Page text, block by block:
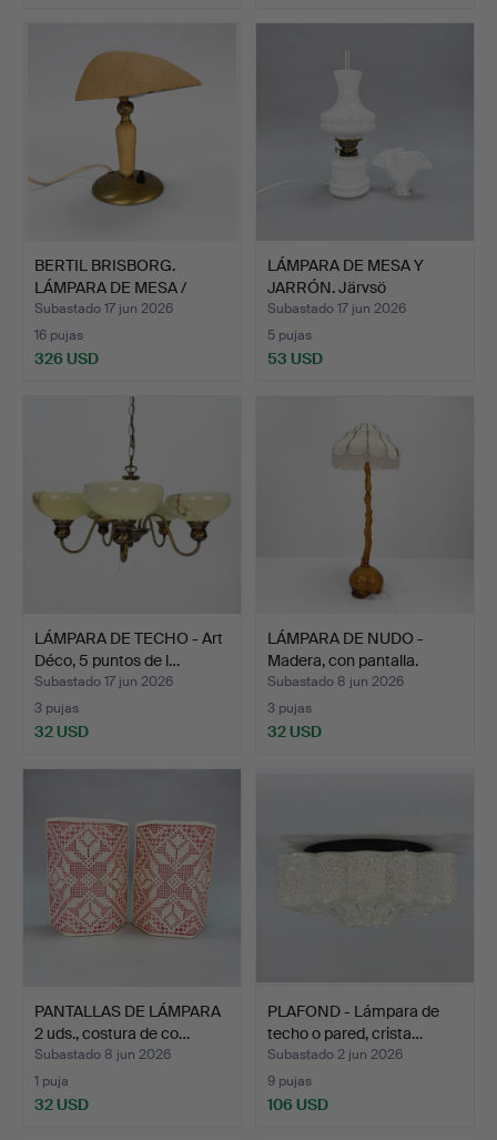
BERTIL BRISBORG.
LÁMPARA DE MESA /
LÁMPARA…
Subastado 17 jun 2026
16 pujas
326 USD
LÁMPARA DE MESA Y
JARRÓN. Järvsö
Konstglas…
Subastado 17 jun 2026
5 pujas
53 USD
LÁMPARA DE TECHO - Art
Déco, 5 puntos de l…
Subastado 17 jun 2026
3 pujas
32 USD
LÁMPARA DE NUDO -
Madera, con pantalla.
Subastado 8 jun 2026
3 pujas
32 USD
PANTALLAS DE LÁMPARA
2 uds., costura de co…
Subastado 8 jun 2026
1 puja
32 USD
PLAFOND - Lámpara de
techo o pared, crista…
Subastado 2 jun 2026
9 pujas
106 USD